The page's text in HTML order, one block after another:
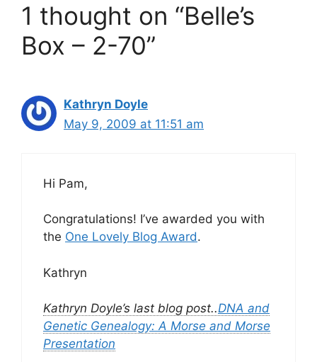
1 thought on “Belle’s
Box – 2-70”
Kathryn Doyle
May 9, 2009 at 11:51 am
Hi Pam,
Congratulations! I’ve awarded you with
the One Lovely Blog Award.
Kathryn
Kathryn Doyle’s last blog post..DNA and
Genetic Genealogy: A Morse and Morse
Presentation